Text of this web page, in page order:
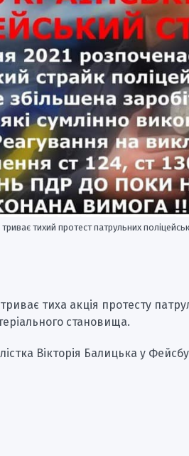
триває тихий протест патрульних
тиха акція протесту
становища.
Вікторія Балицька у